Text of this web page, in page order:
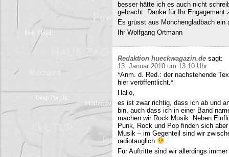
besser hätte ich es auch nicht
gebracht. Danke für Ihr Engagement
Es grüsst aus Mönchengladbach ein
Ihr Wolfgang Ortmann
Redaktion hueckwagazin.de sagt:
13. Januar 2010 um 13:10 Uhr
*Anm. d. Red.: der nachstehende
hier veröffentlicht.*
Hallo,
es ist zwar richtig, dass ich ab und
bin, auch dass ich in einer Band
machen wir Rock Musik. Neben
Punk, Rock und Pop finden sich
Musik – im Gegenteil sind wir
radiotauglich
Für Auftritte sind wir allerdings